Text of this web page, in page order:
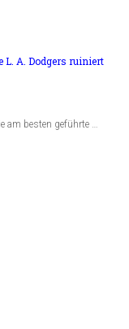
L. A. Dodgers ruiniert
am besten geführte …